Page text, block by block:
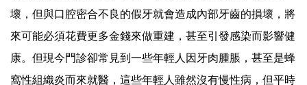
壞，但與口腔密合不良的假牙就會造成內部牙齒的損壞，將
來可能必須花費更多金錢來做重建，甚至引發感染而影響健
康。但現今門診卻常見到一些年輕人因牙肉腫脹，甚至是蜂
窩性組織炎而來就醫，這些年輕人雖然沒有慢性病，但平時